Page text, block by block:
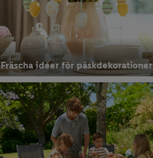
Fräscha idéer för påskdekorationer